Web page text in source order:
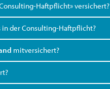
Haftpflicht» versichert?
in der Consulting-Haftpflicht?
mitversichert?